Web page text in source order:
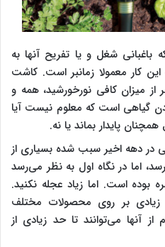
شغل و یا تفریح آنها به
این کار معمولا زمانبر است. کاشت
از میزان کافی نورخورشید، همه و
گیاهی است که معلوم نیست آیا
پایدار بماند یا نه.
در دهه اخیر سبب شده بسیاری از
اما در نگاه اول به نظر می‌رسد
بوده است. اما زیاد عجله نکنید.
بر روی محصولات مختلف
از آنها می‌توانند تا حد زیادی از